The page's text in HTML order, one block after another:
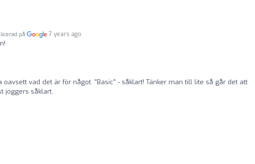
på 7 years ago
oavsett vad det är för något. "Basic" - såklart! Tänker man till lite så går det att
joggers såklart.